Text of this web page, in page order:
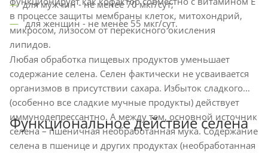
в процессе защиты мембраны клеток, митохондрий,
микросом, лизосом от перекисного окисления
липидов.
для мужчин - не менее 70 мкг/сут;
для женщин - не менее 55 мкг/сут.
Любая обработка пищевых продуктов уменьшает
содержание селена. Селен фактически не усваивается
организмов в присутствии сахара. Избыток сладкого
(особенно все сладкие мучные продукты) действует
иммунодепрессантно. А между тем, основной источник
селена – пшеничная необработанная мука. Содержание
селена в пшенице и других продуктах (необработанная
Функциональное действие селена